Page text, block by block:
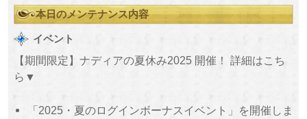
本日のメンテナンス内容
イベント
【期間限定】ナディアの夏休み2025 開催！ 詳細はこち
ら▼
「2025・夏のログインボーナスイベント」を開催しま